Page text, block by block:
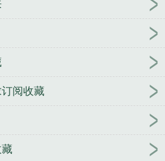
阅收藏